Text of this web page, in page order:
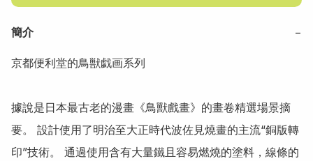
簡介 −
京都便利堂的鳥獣戯画系列
據說是日本最古老的漫畫《鳥獸戲畫》的畫卷精選場景摘
要。 設計使用了明治至大正時代波佐見燒畫的主流“銅版轉
印”技術。 通過使用含有大量鐵且容易燃燒的塗料，線條的